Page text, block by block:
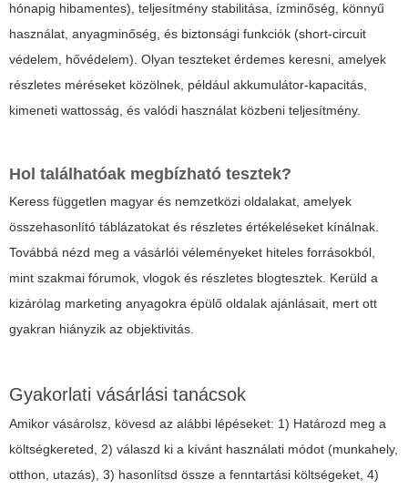
hónapig hibamentes), teljesítmény stabilitása, ízminőség, könnyű
használat, anyagminőség, és biztonsági funkciók (short-circuit
védelem, hővédelem). Olyan teszteket érdemes keresni, amelyek
részletes méréseket közölnek, például akkumulátor-kapacitás,
kimeneti wattosság, és valódi használat közbeni teljesítmény.
Hol találhatóak megbízható tesztek?
Keress független magyar és nemzetközi oldalakat, amelyek
összehasonlító táblázatokat és részletes értékeléseket kínálnak.
Továbbá nézd meg a vásárlói véleményeket hiteles forrásokból,
mint szakmai fórumok, vlogok és részletes blogtesztek. Kerüld a
kizárólag marketing anyagokra épülő oldalak ajánlásait, mert ott
gyakran hiányzik az objektivitás.
Gyakorlati vásárlási tanácsok
Amikor vásárolsz, kövesd az alábbi lépéseket: 1) Határozd meg a
költségkereted, 2) válaszd ki a kívánt használati módot (munkahely,
otthon, utazás), 3) hasonlítsd össze a fenntartási költségeket, 4)